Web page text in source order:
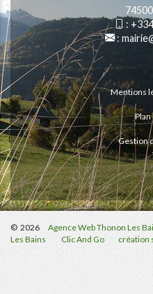
:
:
Mentions
Plan
Gestion
© 2026 Agence Web Thonon Les
Les Bains
Clic And Go création